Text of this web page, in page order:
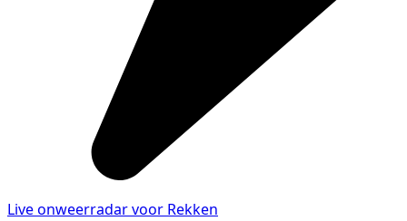
Live onweerradar voor Rekken